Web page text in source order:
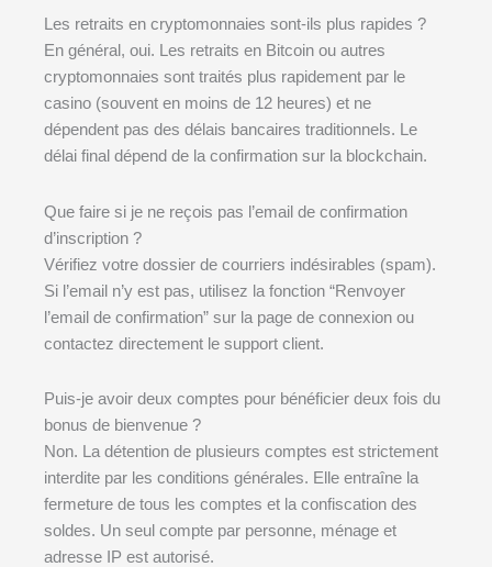
Les retraits en cryptomonnaies sont-ils plus rapides ?
En général, oui. Les retraits en Bitcoin ou autres
cryptomonnaies sont traités plus rapidement par le
casino (souvent en moins de 12 heures) et ne
dépendent pas des délais bancaires traditionnels. Le
délai final dépend de la confirmation sur la blockchain.
Que faire si je ne reçois pas l’email de confirmation
d’inscription ?
Vérifiez votre dossier de courriers indésirables (spam).
Si l’email n’y est pas, utilisez la fonction “Renvoyer
l’email de confirmation” sur la page de connexion ou
contactez directement le support client.
Puis-je avoir deux comptes pour bénéficier deux fois du
bonus de bienvenue ?
Non. La détention de plusieurs comptes est strictement
interdite par les conditions générales. Elle entraîne la
fermeture de tous les comptes et la confiscation des
soldes. Un seul compte par personne, ménage et
adresse IP est autorisé.